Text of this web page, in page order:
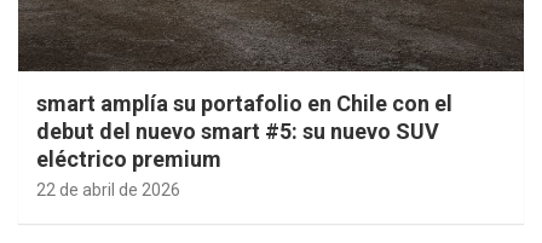
smart amplía su portafolio en Chile con el
debut del nuevo smart #5: su nuevo SUV
eléctrico premium
22 de abril de 2026